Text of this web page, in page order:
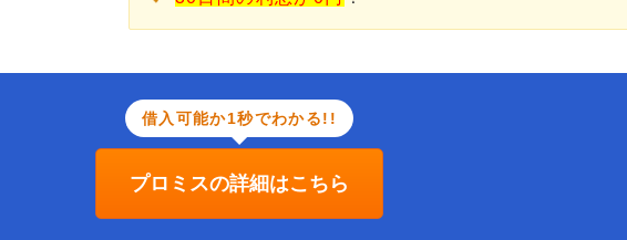
借入可能か1秒でわかる!!
プロミスの詳細はこちら